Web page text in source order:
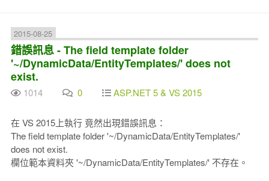
2015-08-25
錯誤訊息 - The field template folder
'~/DynamicData/EntityTemplates/' does not
exist.
1014 0 ASP.NET 5 & VS 2015
在 VS 2015上執行 竟然出現錯誤訊息：
The field template folder '~/DynamicData/EntityTemplates/'
does not exist.
欄位範本資料夾 '~/DynamicData/EntityTemplates/' 不存在。